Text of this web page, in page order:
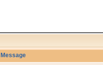
Message